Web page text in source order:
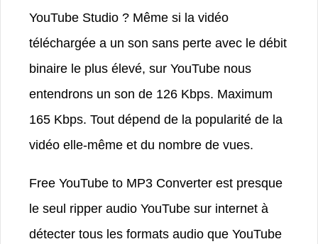
YouTube Studio ? Même si la vidéo
téléchargée a un son sans perte avec le débit
binaire le plus élevé, sur YouTube nous
entendrons un son de 126 Kbps. Maximum
165 Kbps. Tout dépend de la popularité de la
vidéo elle-même et du nombre de vues.
Free YouTube to MP3 Converter est presque
le seul ripper audio YouTube sur internet à
détecter tous les formats audio que YouTube